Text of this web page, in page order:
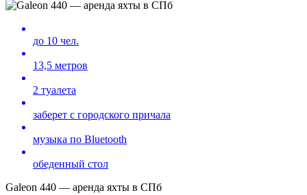
до 10 чел.
13,5 метров
2 туалета
заберет с городского причала
музыка по Bluetooth
обеденный стол
Galeon 440 — аренда яхты в СПб